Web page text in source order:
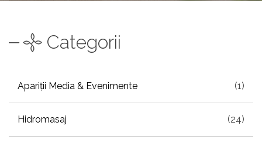
Categorii
Apariții Media & Evenimente (1)
Hidromasaj (24)